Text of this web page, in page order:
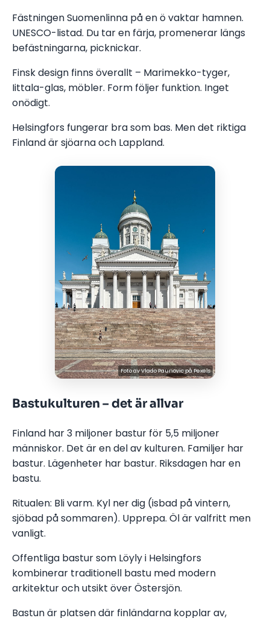
Fästningen Suomenlinna på en ö vaktar hamnen.
UNESCO-listad. Du tar en färja, promenerar längs
befästningarna, picknickar.
Finsk design finns överallt – Marimekko-tyger,
Iittala-glas, möbler. Form följer funktion. Inget
onödigt.
Helsingfors fungerar bra som bas. Men det riktiga
Finland är sjöarna och Lappland.
Foto avVlado PaunovicpåPexels
Bastukulturen – det är allvar
Finland har 3 miljoner bastur för 5,5 miljoner
människor. Det är en del av kulturen. Familjer har
bastur. Lägenheter har bastur. Riksdagen har en
bastu.
Ritualen: Bli varm. Kyl ner dig (isbad på vintern,
sjöbad på sommaren). Upprepa. Öl är valfritt men
vanligt.
Offentliga bastur som Löyly i Helsingfors
kombinerar traditionell bastu med modern
arkitektur och utsikt över Östersjön.
Bastun är platsen där finländarna kopplar av,